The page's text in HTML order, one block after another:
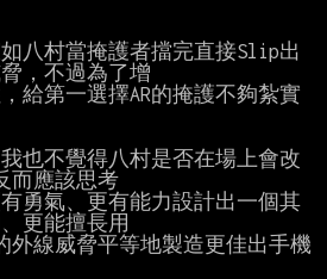
八村當掩護者擋完直接Slip出
，不過為了增
給第一選擇AR的掩護不夠紮實
也不覺得八村是否在場上會改
而應該思考
勇氣、更有能力設計出一個其
更能擅長用
外線威脅平等地製造更佳出手機